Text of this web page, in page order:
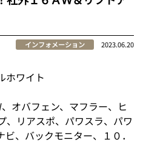
インフォメーション 2023.06.20
ワイト
オバフェン、マフラー、ヒ
、リアスポ、パワスラ、パワ
、バックモニター、１０．